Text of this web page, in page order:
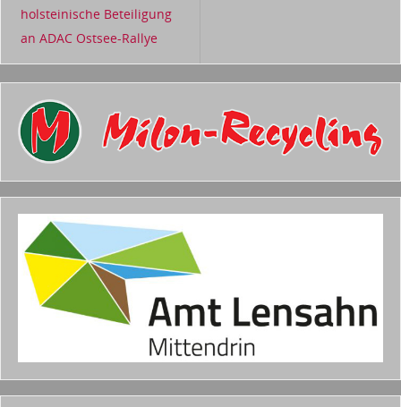
holsteinische Beteiligung
an ADAC Ostsee-Rallye